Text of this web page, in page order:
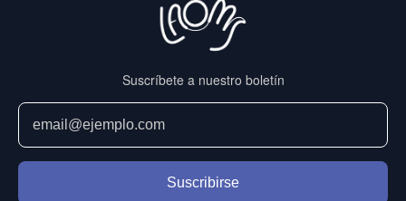
Suscríbete a nuestro boletín
Suscribirse